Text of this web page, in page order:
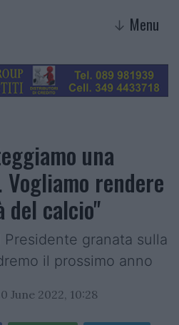
↓ Menu
una
rendere
del calcio"
granata sulla
il prossimo anno
June 2022, 10:28